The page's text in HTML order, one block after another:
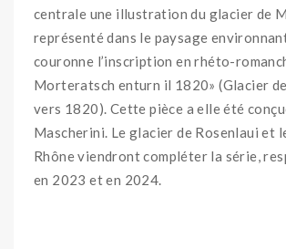
centrale une illustration du glacier de
représenté dans le paysage
couronne l’inscription en rhéto-
Morteratsch enturn il 1820» (Glacier
vers 1820). Cette pièce a elle été
Mascherini. Le glacier de Rosenlaui et
Rhône viendront compléter la série,
en 2023 et en 2024.